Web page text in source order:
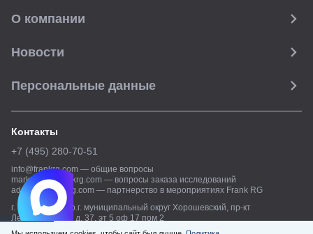
О компании
Новости
Персональные данные
Контакты
+7 (495) 280-70-51
общие вопросы
—
info@frankrg.com
вопросы заказа исследований
—
marketing@frankrg.com
партнерство в мероприятиях Frank RG
—
adsales@frankrg.com
г. Москва, вн.тер.г. муниципальный округ Хорошевский, пр-кт
Ленинградский, д. 37, эт 5 оф 17 пом 2